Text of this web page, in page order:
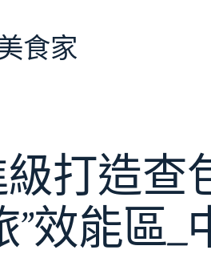
食家
打造查
”效能區_